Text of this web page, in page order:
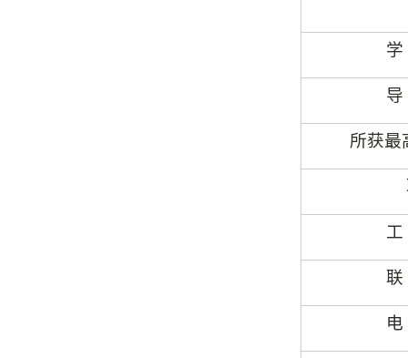
学
导
所获最
联